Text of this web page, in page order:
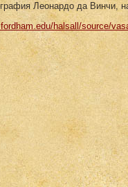
Леонардо да Винчи,
halsall/source/